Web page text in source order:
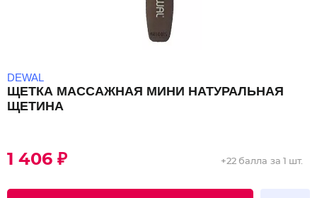
DEWAL
ЩЕТКА МАССАЖНАЯ МИНИ НАТУРАЛЬНАЯ
ЩЕТИНА
1 406 ₽ +22 балла за 1 шт.